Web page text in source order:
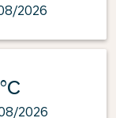
2026
2026